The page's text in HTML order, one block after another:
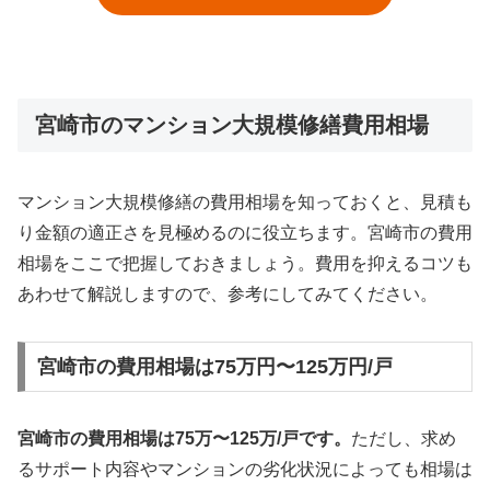
宮崎市のマンション大規模修繕費用相場
マンション大規模修繕の費用相場を知っておくと、見積も
り金額の適正さを見極めるのに役立ちます。宮崎市の費用
相場をここで把握しておきましょう。費用を抑えるコツも
あわせて解説しますので、参考にしてみてください。
宮崎市の費用相場は75万円〜125万円/戸
宮崎市の費用相場は75万〜125万/戸です。 ただし、求め
るサポート内容やマンションの劣化状況によっても相場は